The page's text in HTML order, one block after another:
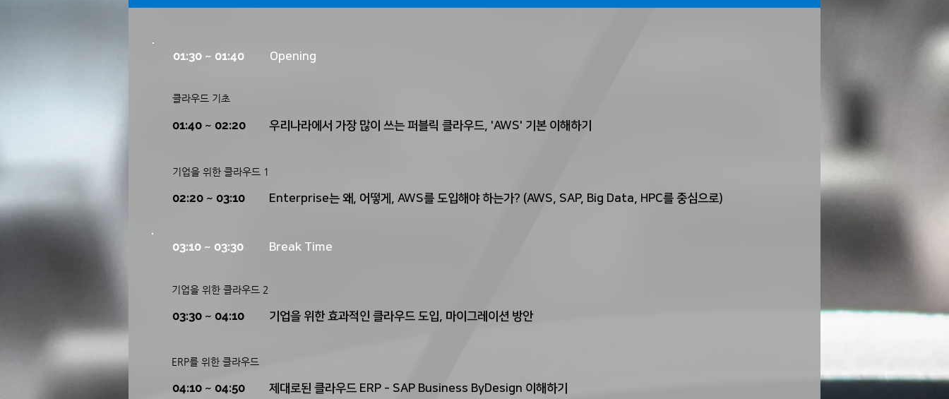
01:30 ~ 01:40 Opening
클라우드 기초
01:40 ~ 02:20 우리나라에서 가장 많이 쓰는 퍼블릭 클라우드, 'AWS' 기본 이해하기
기업을 위한 클라우드 1
​02:20 ~ 03:10 Enterprise는 왜, 어떻게, AWS를 도입해야 하는가? (AWS, SAP, Big Data, HPC를 중심으로)
03:10 ~ 03:30 Break Time
기업을 위한 클라우드 2
​03:30 ~ 04:10 기업을 위한 효과적인 클라우드 도입, 마이그레이션 방안
ERP를 위한 클라우드
​04:10 ~ 04:50 제대로된 클라우드 ERP - SAP Business ByDesign 이해하기